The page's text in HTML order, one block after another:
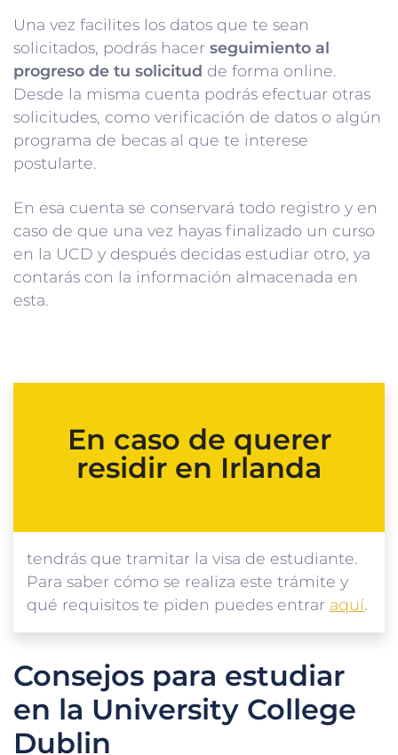
Una vez facilites los datos que te sean
solicitados, podrás hacer seguimiento al
progreso de tu solicitud de forma online.
Desde la misma cuenta podrás efectuar otras
solicitudes, como verificación de datos o algún
programa de becas al que te interese
postularte.
En esa cuenta se conservará todo registro y en
caso de que una vez hayas finalizado un curso
en la UCD y después decidas estudiar otro, ya
contarás con la información almacenada en
esta.
En caso de querer
residir en Irlanda
tendrás que tramitar la visa de estudiante.
Para saber cómo se realiza este trámite y
qué requisitos te piden puedes entrar aquí.
Consejos para estudiar
en la University College
Dublin